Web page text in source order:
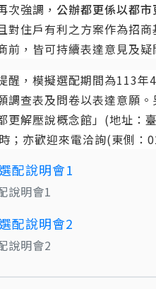
次強調， 公辦都更係以都
對住戶有利之方案作為招
前，皆可持續表達意見及
醒，模擬選配期間為113
調查表及問卷以表達意願
更解壓說概念館」(地址
；亦歡迎來電洽詢(東側
說明會1
說明會2